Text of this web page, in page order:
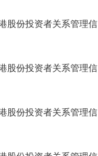
股份投资者关系管理信
股份投资者关系管理信
股份投资者关系管理信